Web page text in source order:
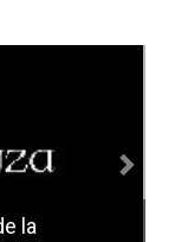
la
en